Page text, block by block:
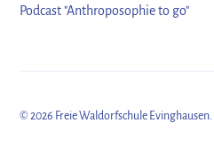
Podcast "Anthroposophie to go"
©2026 Freie Waldorfschule Evinghausen.